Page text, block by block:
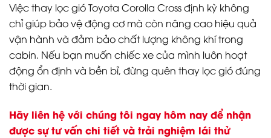
Việc thay lọc gió Toyota Corolla Cross định kỳ không
chỉ giúp bảo vệ động cơ mà còn nâng cao hiệu quả
vận hành và đảm bảo chất lượng không khí trong
cabin. Nếu bạn muốn chiếc xe của mình luôn hoạt
động ổn định và bền bỉ, đừng quên thay lọc gió đúng
thời gian.
Hãy liên hệ với chúng tôi ngay hôm nay để nhận
được sự tư vấn chi tiết và trải nghiệm lái thử